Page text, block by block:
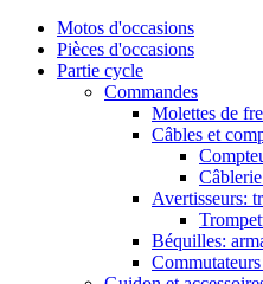
Motos d'occasions
Pièces d'occasions
Partie cycle
Commandes
Molettes de
Câbles et
Avertisseurs:
Béquilles: